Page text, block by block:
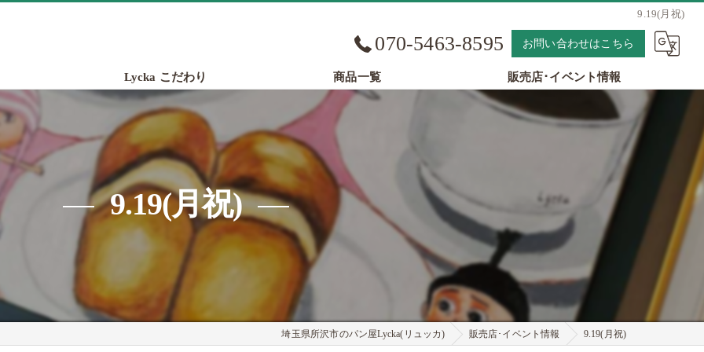
9.19(月祝)
070-5463-8595 お問い合わせはこちら
Lycka こだわり 商品一覧 販売店･イベント情報
9.19(月祝)
埼玉県所沢市のパン屋Lycka(リュッカ) 販売店･イベント情報 9.19(月祝)